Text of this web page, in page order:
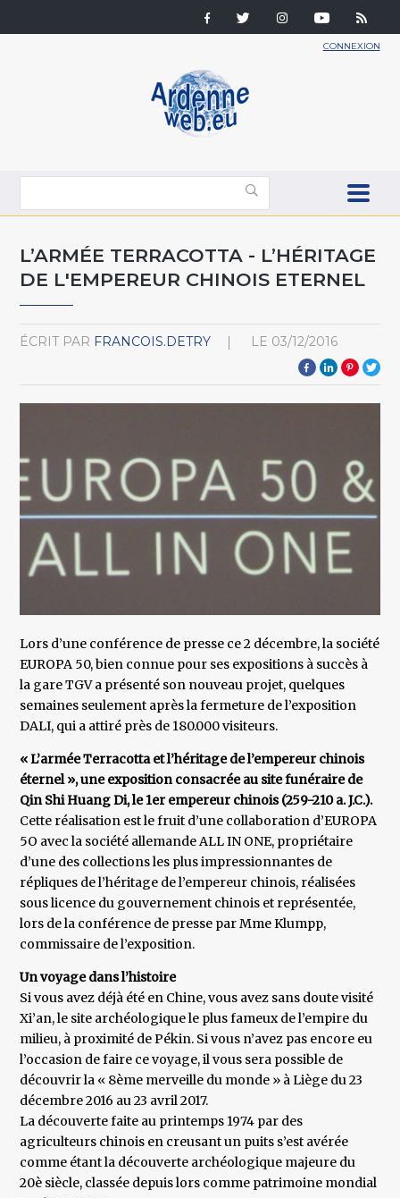
CONNEXION
L’ARMÉE TERRACOTTA - L’HÉRITAGE
DE L'EMPEREUR CHINOIS ETERNEL
ÉCRIT PAR FRANCOIS.DETRY LE 03/12/2016
Lors d’une conférence de presse ce 2 décembre, la société
EUROPA 50, bien connue pour ses expositions à succès à
la gare TGV a présenté son nouveau projet, quelques
semaines seulement après la fermeture de l’exposition
DALI, qui a attiré près de 180.000 visiteurs.
« L’armée Terracotta et l’héritage de l’empereur chinois
éternel », une exposition consacrée au site funéraire de
Qin Shi Huang Di, le 1er empereur chinois (259-210 a. J.C.).
Cette réalisation est le fruit d’une collaboration d’EUROPA
5O avec la société allemande ALL IN ONE, propriétaire
d’une des collections les plus impressionnantes de
répliques de l’héritage de l’empereur chinois, réalisées
sous licence du gouvernement chinois et représentée,
lors de la conférence de presse par Mme Klumpp,
commissaire de l’exposition.
Un voyage dans l’histoire
Si vous avez déjà été en Chine, vous avez sans doute visité
Xi’an, le site archéologique le plus fameux de l’empire du
milieu, à proximité de Pékin. Si vous n’avez pas encore eu
l’occasion de faire ce voyage, il vous sera possible de
découvrir la « 8ème merveille du monde » à Liège du 23
décembre 2016 au 23 avril 2017.
La découverte faite au printemps 1974 par des
agriculteurs chinois en creusant un puits s’est avérée
comme étant la découverte archéologique majeure du
20è siècle, classée depuis lors comme patrimoine mondial